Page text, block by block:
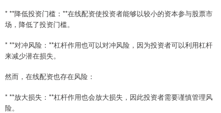
* **降低投资门槛：**在线配资使投资者能够以较小的资本参与股票市
场，降低了投资门槛。
* **对冲风险：**杠杆作用也可以对冲风险，因为投资者可以利用杠杆
来减少潜在损失。
然而，在线配资也存在风险：
* **放大损失：**杠杆作用也会放大损失，因此投资者需要谨慎管理风
险。